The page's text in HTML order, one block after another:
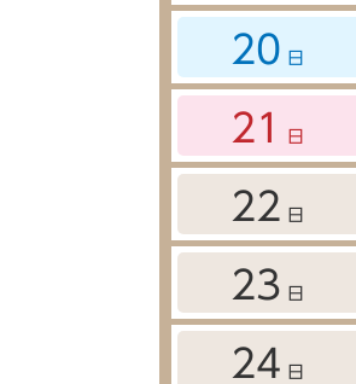
20 日
21 日
22 日
23 日
24 日